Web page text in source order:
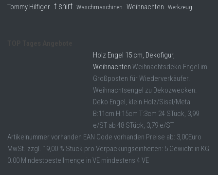
Tommy Hilfiger t shirt Waschmaschinen Weihnachten Werkzeug
Holz Engel 15 cm, Dekofigur,
Weihnachten Weihnachtsdeko Engel im
Großposten für Wiederverkäufer.
Weihnachtsengel zu Dekozwecken.
Deko Engel, klein Holz/Sisal/Metal
B:11cm H:15cm T:3cm 24 STück, 3,99
e/ST ab 48 STück, 3,79 e/ST
Artikelnummer vorhanden EAN Code vorhanden Preise ab: 3,00Euro
MwSt. zzgl. 19,00 % Stück pro Verpackungseinheiten: 5 Gewicht in KG
0.00 Mindestbestellmenge in VE mindestens 4 VE